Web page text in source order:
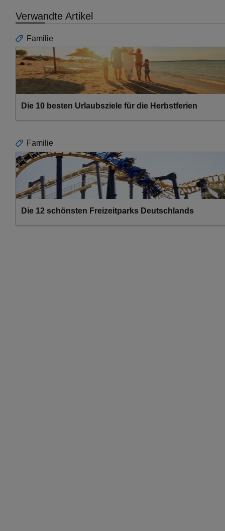
Verwandte Artikel
Familie
Die 10 besten Urlaubsziele für die Herbstferien
Familie
Die 12 schönsten Freizeitparks Deutschlands